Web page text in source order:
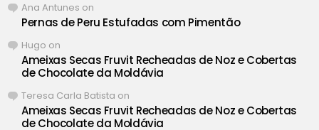
Ana Antunes on
Pernas de Peru Estufadas com Pimentão
Hugo on
Ameixas Secas Fruvit Recheadas de Noz e Cobertas
de Chocolate da Moldávia
Teresa Carla Batista on
Ameixas Secas Fruvit Recheadas de Noz e Cobertas
de Chocolate da Moldávia